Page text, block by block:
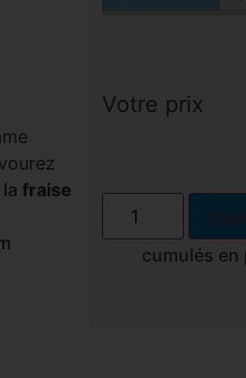
fraise
Votre prix
cumulés